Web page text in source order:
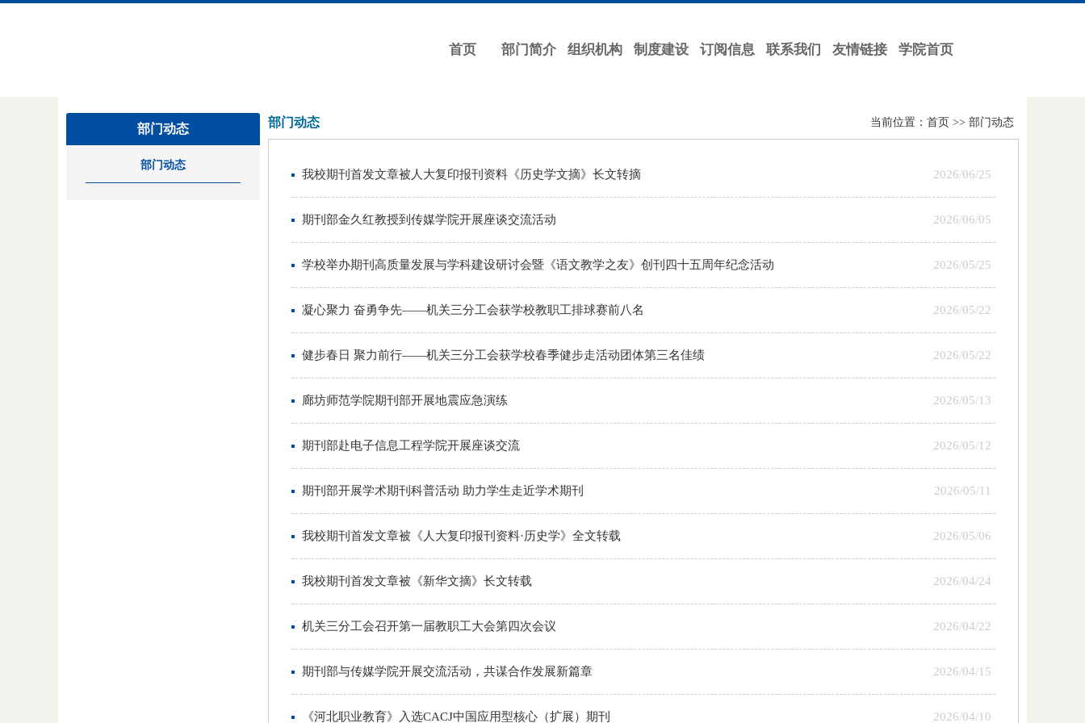
首页 部门简介 组织机构 制度建设 订阅信息 联系我们 友情链接 学院首页
部门动态
部门动态
部门动态 当前位置： 首页 >> 部门动态
我校期刊首发文章被人大复印报刊资料《历史学文摘》长文转摘 2026/06/25
期刊部金久红教授到传媒学院开展座谈交流活动 2026/06/05
学校举办期刊高质量发展与学科建设研讨会暨《语文教学之友》创刊四十五周年纪念活动 2026/05/25
凝心聚力 奋勇争先——机关三分工会获学校教职工排球赛前八名 2026/05/22
健步春日 聚力前行——机关三分工会获学校春季健步走活动团体第三名佳绩 2026/05/22
廊坊师范学院期刊部开展地震应急演练 2026/05/13
期刊部赴电子信息工程学院开展座谈交流 2026/05/12
期刊部开展学术期刊科普活动 助力学生走近学术期刊 2026/05/11
我校期刊首发文章被《人大复印报刊资料·历史学》全文转载 2026/05/06
我校期刊首发文章被《新华文摘》长文转载 2026/04/24
机关三分工会召开第一届教职工大会第四次会议 2026/04/22
期刊部与传媒学院开展交流活动，共谋合作发展新篇章 2026/04/15
《河北职业教育》入选CACJ中国应用型核心（扩展）期刊 2026/04/10